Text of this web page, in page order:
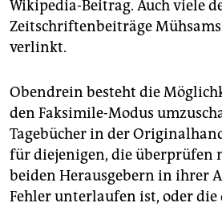
Wikipedia-Beitrag. Auch viele
Zeitschriftenbeiträge
verlinkt.
Obendrein besteht die
den Faksimile-Modus
Tagebücher in der
für diejenigen, die überprüfen
beiden Herausgebern in ihrer
Fehler unterlaufen ist, oder die